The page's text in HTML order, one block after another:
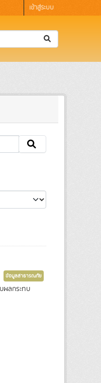
เข้าสู่ระบบ
ข้อมูลสาธารณภัย
ผลกระทบ